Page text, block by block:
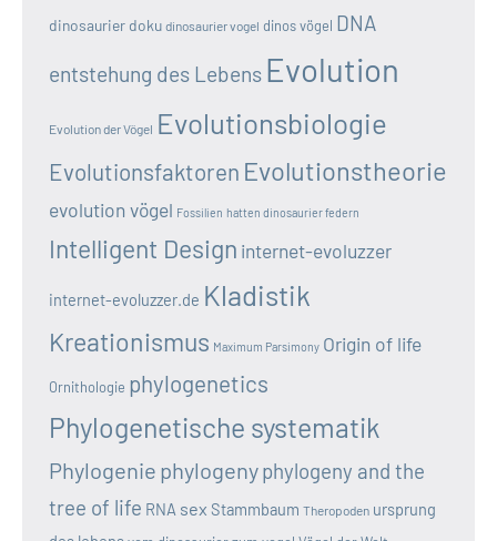
dinosaurier doku dinosaurier vogel dinos vögel DNA
entstehung des Lebens Evolution
Evolution der Vögel Evolutionsbiologie
Evolutionsfaktoren Evolutionstheorie
evolution vögel Fossilien hatten dinosaurier federn
Intelligent Design internet-evoluzzer
internet-evoluzzer.de Kladistik
Kreationismus Maximum Parsimony Origin of life
Ornithologie phylogenetics
Phylogenetische systematik
Phylogenie phylogenyphylogeny and the
tree of life RNA sex Stammbaum Theropoden ursprung